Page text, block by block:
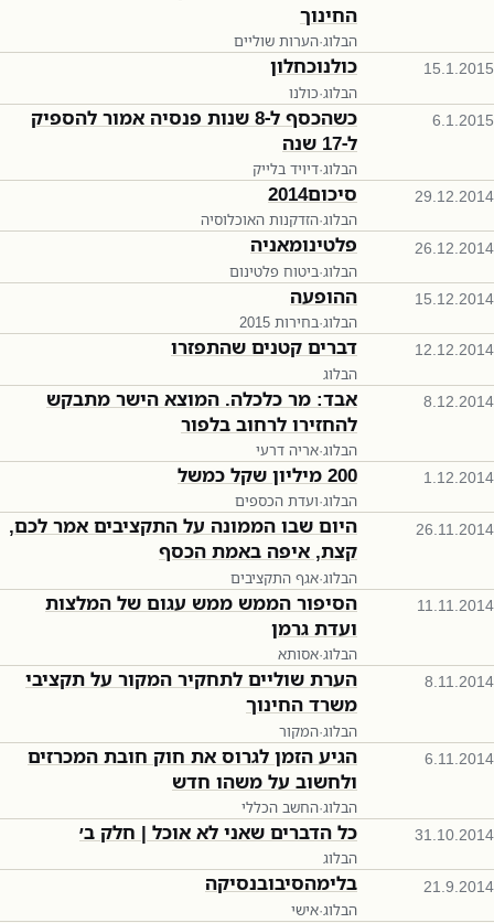
החינוך
הבלוג·הערות שוליים
15.1.2015 כולנוכחלון
הבלוג·כולנו
6.1.2015
כשהכסף ל-8 שנות פנסיה אמור להספיק
ל-17 שנה
הבלוג·דיויד בלייק
29.12.2014 סיכום2014
הבלוג·הזדקנות האוכלוסיה
26.12.2014 פלטינומאניה
הבלוג·ביטוח פלטינום
15.12.2014 ההופעה
הבלוג·בחירות 2015
12.12.2014 דברים קטנים שהתפזרו
הבלוג
8.12.2014
אבד: מר כלכלה. המוצא הישר מתבקש
להחזירו לרחוב בלפור
הבלוג·אריה דרעי
1.12.2014 200 מיליון שקל כמשל
הבלוג·ועדת הכספים
26.11.2014
היום שבו הממונה על התקציבים אמר לכם,
קצת, איפה באמת הכסף
הבלוג·אגף התקציבים
11.11.2014
הסיפור הממש ממש עגום של המלצות
ועדת גרמן
הבלוג·אסותא
8.11.2014
הערת שוליים לתחקיר המקור על תקציבי
משרד החינוך
הבלוג·המקור
6.11.2014
הגיע הזמן לגרוס את חוק חובת המכרזים
ולחשוב על משהו חדש
הבלוג·החשב הכללי
31.10.2014 כל הדברים שאני לא אוכל | חלק ב׳
הבלוג
21.9.2014 בלימהסיבובנסיקה
הבלוג·אישי